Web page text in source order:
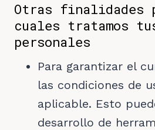
Otras finalidades
cuales tratamos
personales
Para garantizar el
las condiciones de
aplicable. Esto
desarrollo de